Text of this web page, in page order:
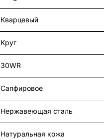
Кварцевый
Круг
30WR
Сапфировое
Нержавеющая сталь
Натуральная кожа